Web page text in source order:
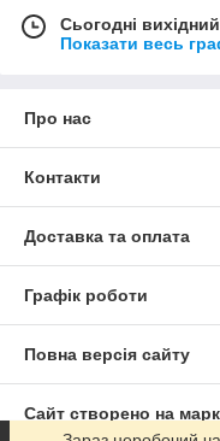
Сьогодні вихідний
Показати весь
Про нас
Контакти
Доставка та оплата
Графік роботи
Повна версія сайту
Сайт створено на